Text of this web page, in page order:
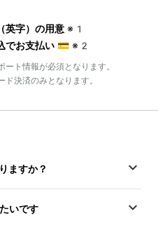
英字）の用意 ※1
でお支払い 💳 ※2
ト情報が必須となります。
決済のみとなります。
ますか？
いです